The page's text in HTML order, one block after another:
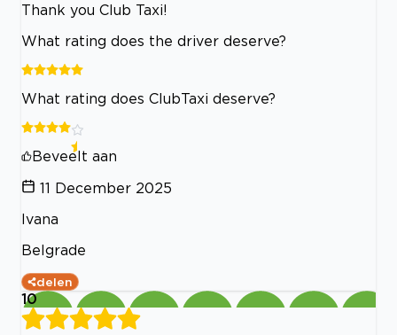
Thank you Club Taxi!
What rating does the driver deserve?
What rating does ClubTaxi deserve?
Beveelt aan
11 December 2025
Ivana
Belgrade
delen
10